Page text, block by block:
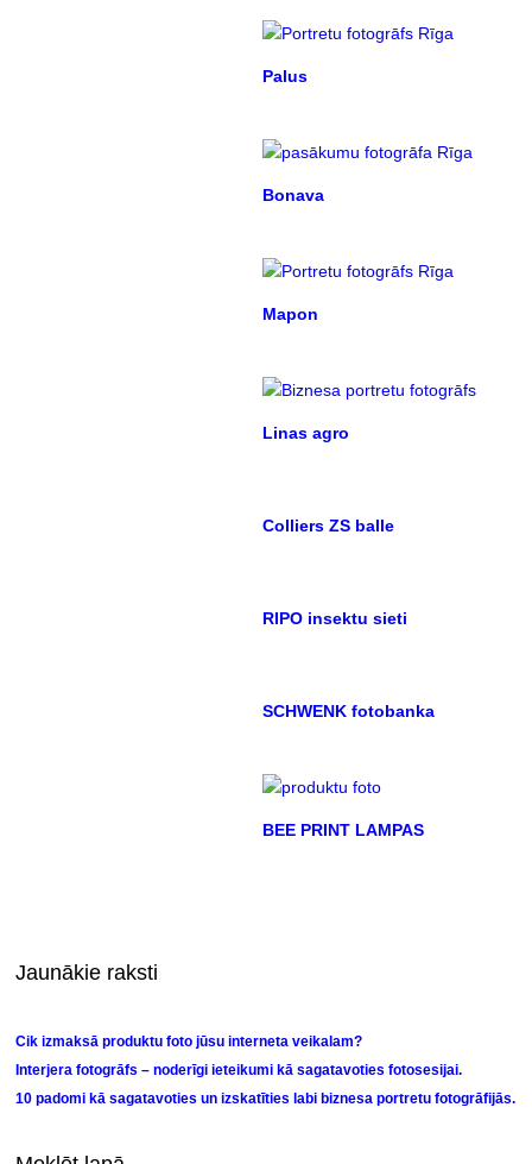
Palus
Bonava
Mapon
Linas agro
Colliers ZS balle
RIPO insektu sieti
SCHWENK fotobanka
BEE PRINT LAMPAS
Jaunākie raksti
Cik izmaksā produktu foto jūsu interneta veikalam?
Interjera fotogrāfs – noderīgi ieteikumi kā sagatavoties fotosesijai.
10 padomi kā sagatavoties un izskatīties labi biznesa portretu fotogrāfijās.